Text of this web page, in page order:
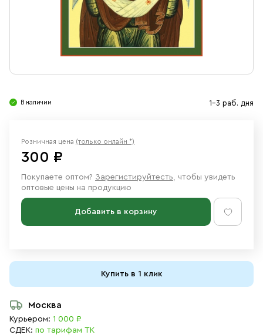
Ювелирные изделия
В наличии 1-3 раб. дня
Розничная цена (только онлайн *)
300 ₽
Покупаете оптом? Зарегистируйтесть, чтобы увидеть
оптовые цены на продукцию
Добавить в корзину
Купить в 1 клик
Москва
Курьером: 1 000 ₽
СДЕК: по тарифам ТК